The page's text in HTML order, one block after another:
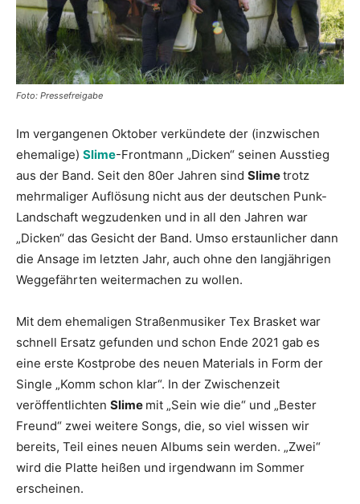
Foto: Pressefreigabe
Im vergangenen Oktober verkündete der (inzwischen
ehemalige) Slime-Frontmann „Dicken“ seinen Ausstieg
aus der Band. Seit den 80er Jahren sind Slimetrotz
mehrmaliger Auflösung nicht aus der deutschen Punk-
Landschaft wegzudenken und in all den Jahren war
„Dicken“ das Gesicht der Band. Umso erstaunlicher dann
die Ansage im letzten Jahr, auch ohne den langjährigen
Weggefährten weitermachen zu wollen.
Mit dem ehemaligen Straßenmusiker Tex Brasket war
schnell Ersatz gefunden und schon Ende 2021 gab es
eine erste Kostprobe des neuen Materials in Form der
Single „Komm schon klar“. In der Zwischenzeit
veröffentlichten Slime mit „Sein wie die“ und „Bester
Freund“ zwei weitere Songs, die, so viel wissen wir
bereits, Teil eines neuen Albums sein werden. „Zwei“
wird die Platte heißen und irgendwann im Sommer
erscheinen.